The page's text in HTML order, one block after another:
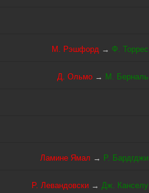
М. Рэшфорд → Ф. Торрес
Д. Ольмо → М. Берналь
Ламине Ямал → Р. Бардгджи
Р. Левандовски → Дж. Канселу